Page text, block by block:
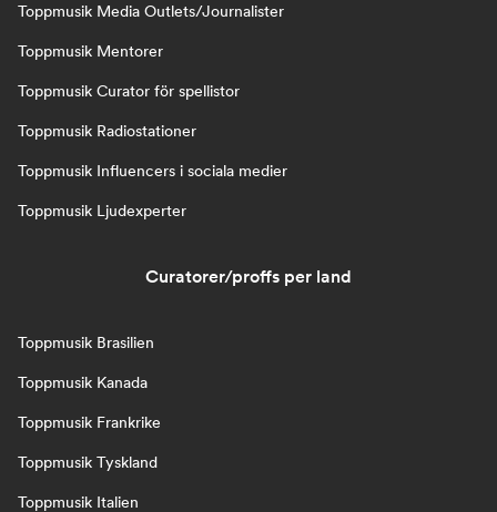
Toppmusik Media Outlets/Journalister
Toppmusik Mentorer
Toppmusik Curator för spellistor
Toppmusik Radiostationer
Toppmusik Influencers i sociala medier
Toppmusik Ljudexperter
Curatorer/proffs per land
Toppmusik Brasilien
Toppmusik Kanada
Toppmusik Frankrike
Toppmusik Tyskland
Toppmusik Italien